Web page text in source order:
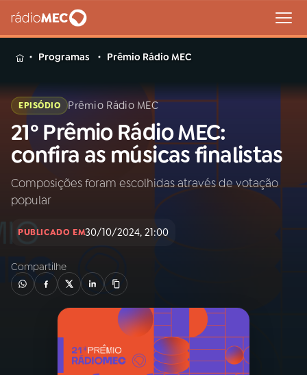
MENU
Buscar
na
Rádio
MEC
Buscar
02A RÁDIO
PROGRAMAÇÃO
Programas Prêmio Rádio MEC
EPISÓDIO Prêmio Rádio MEC
21º Prêmio Rádio MEC:
confira as músicas finalistas
Composições foram escolhidas através de votação
popular
PUBLICADO EM30/10/2024, 21:00
Compartilhe